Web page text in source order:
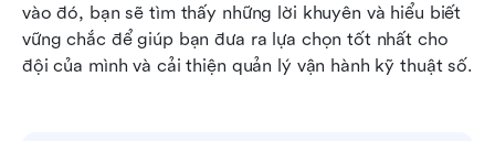
vào đó, bạn sẽ tìm thấy những lời khuyên và hiểu biết
vững chắc để giúp bạn đưa ra lựa chọn tốt nhất cho
đội của mình và cải thiện quản lý vận hành kỹ thuật số.